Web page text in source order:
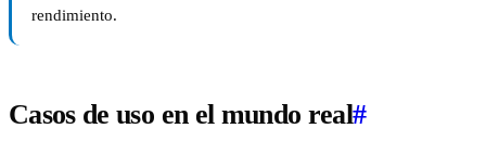
rendimiento.
Casos de uso en el mundo real#